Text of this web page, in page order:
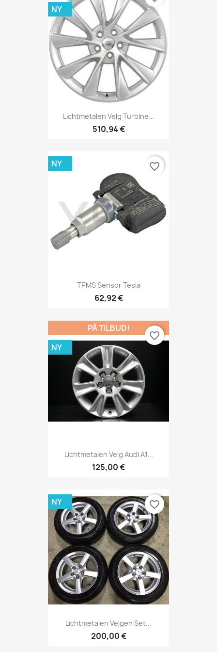
Lichtmetalen Velg Turbine...
510,94 €
NY
TPMS Sensor Tesla
62,92 €
NY favorite_border
Lichtmetalen Velg Audi A1...
125,00 €
PÅ TILBUD!
NY
favorite_border
Lichtmetalen Velgen Set...
200,00 €
NY favorite_border